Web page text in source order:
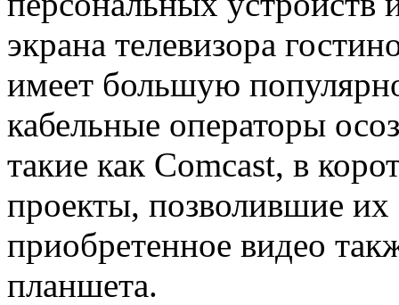
экрана телевизора
имеет большую
кабельные операторы
такие как Comcast, в
проекты, позволившие
приобретенное видео
планшета.